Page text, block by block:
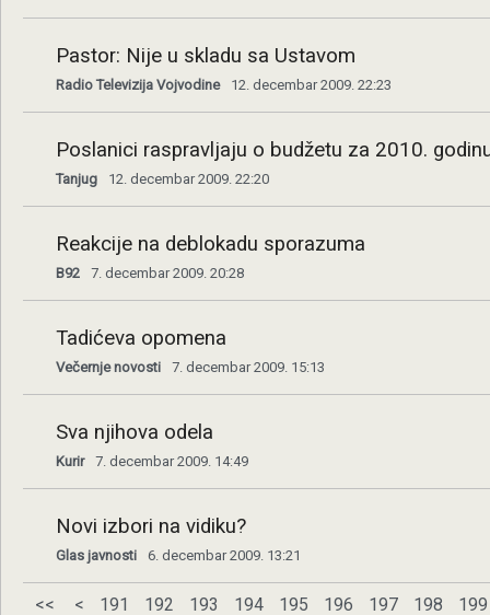
Pastor: Nije u skladu sa Ustavom
Radio Televizija Vojvodine 12. decembar 2009. 22:23
Poslanici raspravljaju o budžetu za 2010.
Tanjug 12. decembar 2009. 22:20
Reakcije na deblokadu sporazuma
B92 7. decembar 2009. 20:28
Tadićeva opomena
Večernje novosti 7. decembar 2009. 15:13
Sva njihova odela
Kurir 7. decembar 2009. 14:49
Novi izbori na vidiku?
Glas javnosti 6. decembar 2009. 13:21
<< < 191 192 193 194 195 196 197 198 199